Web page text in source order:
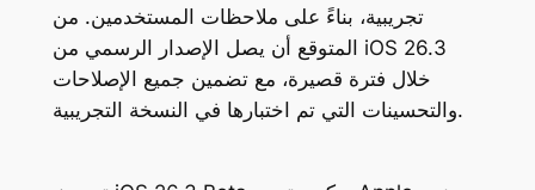
تجريبية، بناءً على ملاحظات المستخدمين. من
المتوقع أن يصل الإصدار الرسمي من iOS 26.3
خلال فترة قصيرة، مع تضمين جميع الإصلاحات
والتحسينات التي تم اختبارها في النسخة التجريبية.